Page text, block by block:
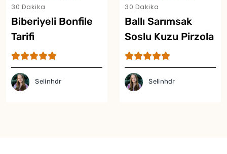
30 Dakika
Biberiyeli Bonfile
Tarifi
Selinhdr
30 Dakika
Ballı Sarımsak
Soslu Kuzu Pirzola
Tarifi
Selinhdr